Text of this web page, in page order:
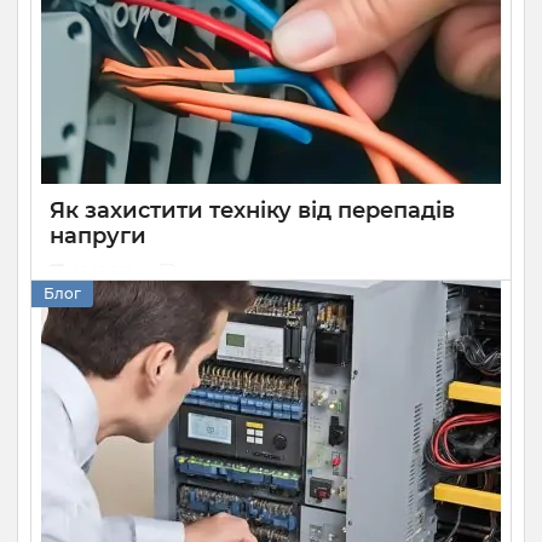
спричиняючи раптову втрату незбережених даних. Щоб
розв’язати цю проблему, вам необхідно знати, як вибрати
ДБЖ для комп’ютера. У цій статті ми докладно розкажемо
про основні характеристики безперебійників, критерії їх
вибору та про схему під’єднання приладу.
Як захистити техніку від перепадів
напруги
Мабуть, кожен хоча б раз стикався із нестабільною
напругою у мережі. Більшість із цих моментів можна
навіть не помітити, оскільки вони надто незначні, щоб
мати вплив на роботу приладів навколо нас, але бувають
і такі, що призводять до проблем.
Не дивлячись на те, що в наш час виробники
встановлюють в техніку вбудовані контролери, вони не
дають повноцінного захисту, а на деяких моделях їх і
зовсім нема.
Блог